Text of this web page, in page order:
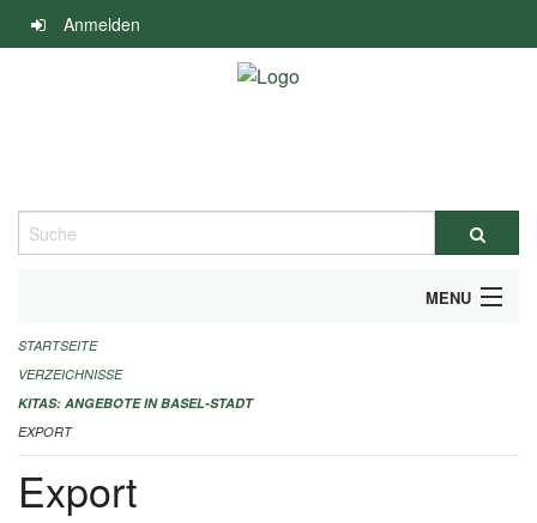
Navigation
überspringen
Anmelden
Suche
MENU
ALLGEMEINE INFORMATIONEN
IMPRESSUM
STARTSEITE
VERZEICHNISSE
KITAS: ANGEBOTE IN BASEL-STADT
EXPORT
Export